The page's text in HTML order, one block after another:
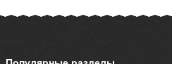
Популярные разделы